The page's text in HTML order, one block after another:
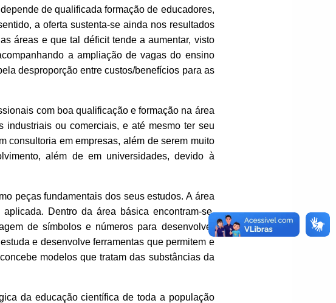
de qualificada formação de educadores,
a oferta sustenta-se ainda nos resultados
áreas e que tal déficit tende a aumentar, visto
a ampliação de vagas do ensino
desproporção entre custos/benefícios para as
com boa qualificação e formação na área
industriais ou comerciais, e até mesmo ter seu
consultoria em empresas, além de serem muito
além de em universidades, devido à
peças fundamentais dos seus estudos. A área
Dentro da área básica encontram-se,
de símbolos e números para desenvolver
e desenvolve ferramentas que permitem e
modelos que tratam das substâncias da
da educação científica de toda a população